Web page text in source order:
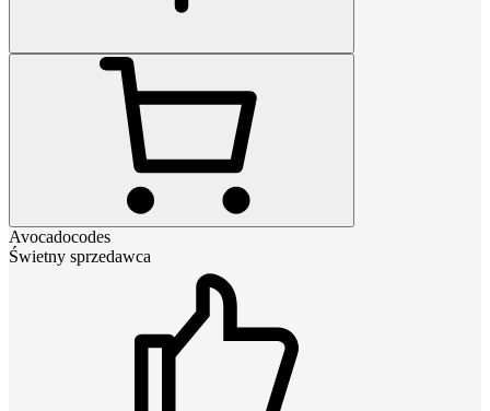
Avocadocodes
Świetny sprzedawca